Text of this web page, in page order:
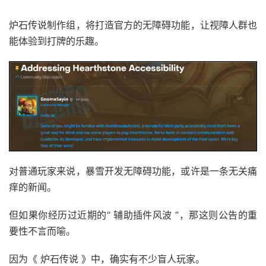
炉石传说制作组，将打造官方的无障碍功能，让视障人群也
能体验到打牌的乐趣。
对普通玩家来说，暴雪开发无障碍功能，或许是一条无关痛
痒的新闻。
但如果你经历过近期的“ 辅助插件风波 ”，那这则公告的重
要性不言而喻。
因为《 炉石传说 》中，确实有不少盲人玩家。